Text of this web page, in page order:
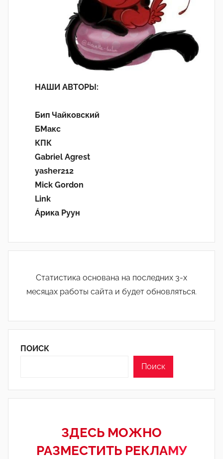
НАШИ АВТОРЫ:
Бип Чайковский
БМакс
КПК
Gabriel Agrest
yasher212
Mick Gordon
Link
Áрика Руун
Статистика основана на последних 3-х
месяцах работы сайта и будет обновляться.
ПОИСК
Поиск
ЗДЕСЬ МОЖНО
РАЗМЕСТИТЬ РЕКЛАМУ